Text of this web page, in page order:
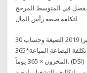
في المتوسط المرجح
لتكلفة صيغة رأس المال.
30 تشرين الأول (أكتوبر) 2019 الصيغة وحساب DSI: متوسط المخزون/
تكلفة البضاعة المباعة*365 (DSI) = تكلفة البضاعة المباعة =متوسط ​​
المخزون × 365 يوماً. (DSI) 20 آذار (مارس) 2013 فترة التغطية النقدية,